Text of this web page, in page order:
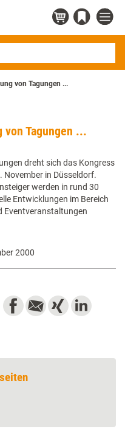
von Tagungen ...
Tagungen ...
dreht sich das Kongress
November in Düsseldorf.
werden in rund 30
Entwicklungen im Bereich
Eventveranstaltungen
2000